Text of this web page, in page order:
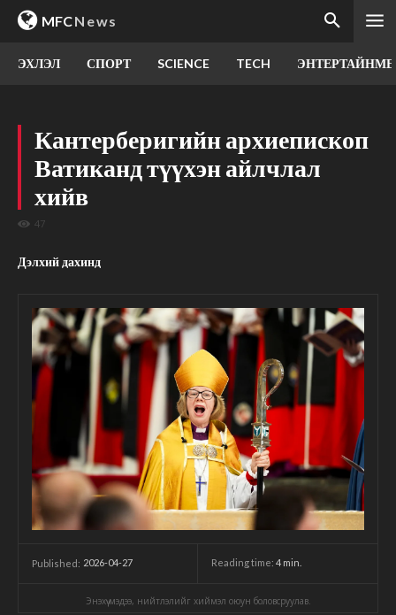
MFCNews
ЭХЛЭЛ СПОРТ SCIENCE TECH
Кантерберигийн архиепископ
Ватиканд түүхэн айлчлал
хийв
47
Дэлхий дахинд
Published: 2026-04-27 Reading time: 4 min.
Энэхүү мэдээ, нийтлэлийг хиймэл оюун боловсруулав.